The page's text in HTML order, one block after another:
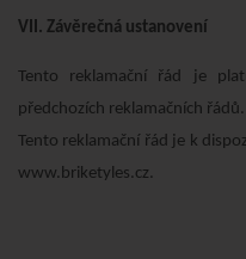
VII. Závěrečná ustanovení
Tento reklamační řád je
předchozích reklamačních řádů.
Tento reklamační řád je k
www.briketyles.cz.